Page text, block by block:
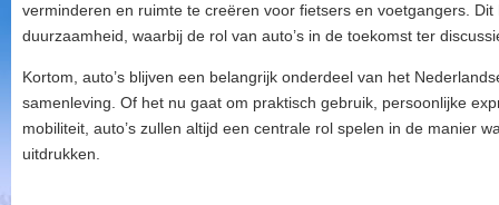
verminderen en ruimte te creëren voor fietsers en voetgangers.
duurzaamheid, waarbij de rol van auto’s in de toekomst ter
Kortom, auto’s blijven een belangrijk onderdeel van het
samenleving. Of het nu gaat om praktisch gebruik, persoonlijke
mobiliteit, auto’s zullen altijd een centrale rol spelen in de manier
uitdrukken.